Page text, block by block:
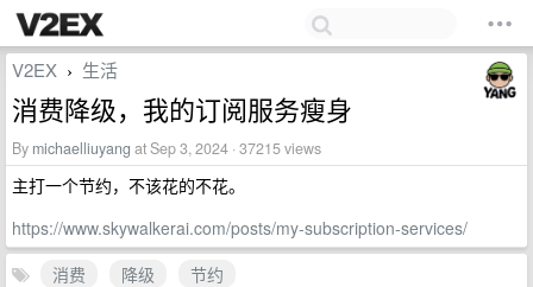
V2EX › 生活
消费降级，我的订阅服务瘦身
By michaelliuyang at Sep 3, 2024 · 37215 views
主打一个节约，不该花的不花。
https://www.skywalkerai.com/posts/my-subscription-services/
消费
降级
节约